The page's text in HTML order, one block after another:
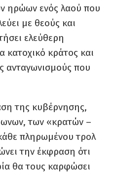
ηρώων ενός λαού που
με θεούς και
ελεύθερη
κατοχικό κράτος και
ανταγωνισμούς που
της κυβέρνησης,
των «κρατών –
πληρωμένου τρολ
την έκφραση ότι
θα τους καρφώσει